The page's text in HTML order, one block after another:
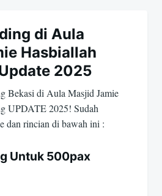
di Aula
Hasbiallah
2025
Bekasi di Aula Masjid Jamie
UPDATE 2025! Sudah
dan rincian di bawah ini :
Untuk 500pax